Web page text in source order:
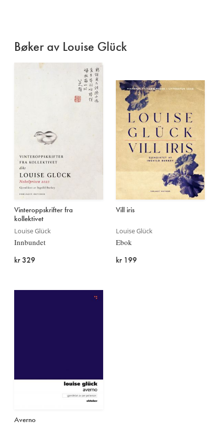
Bøker av Louise Glück
Vinteroppskrifter fra
kollektivet
Louise Glück
Innbundet
kr 329
Vill iris
Louise Glück
Ebok
kr 199
Averno